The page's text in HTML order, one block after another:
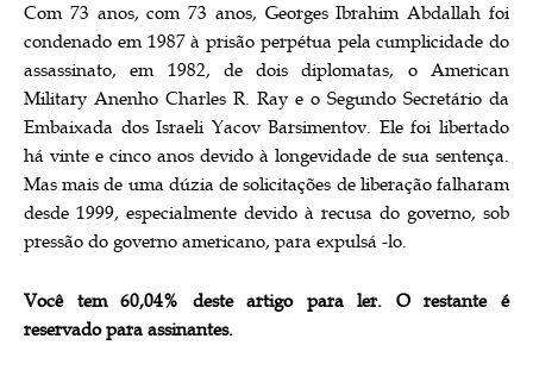
Com 73 anos, com 73 anos, Georges Ibrahim Abdallah foi
condenado em 1987 à prisão perpétua pela cumplicidade do
assassinato, em 1982, de dois diplomatas, o American
Military Anenho Charles R. Ray e o Segundo Secretário da
Embaixada dos Israeli Yacov Barsimentov. Ele foi libertado
há vinte e cinco anos devido à longevidade de sua sentença.
Mas mais de uma dúzia de solicitações de liberação falharam
desde 1999, especialmente devido à recusa do governo, sob
pressão do governo americano, para expulsá -lo.
Você tem 60,04% deste artigo para ler. O restante é
reservado para assinantes.